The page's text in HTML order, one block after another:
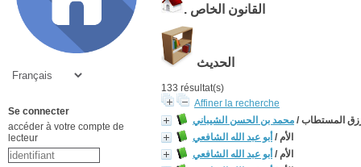
. القانون الخاص
الحديث
133 résultat(s)
Affiner la recherche
المستطاب / محمد بن الحسن الشيباني
الأم / أبو عبد الله الشافعي
الأم / أبو عبد الله الشافعي
Se connecter
accéder à votre compte de
lecteur